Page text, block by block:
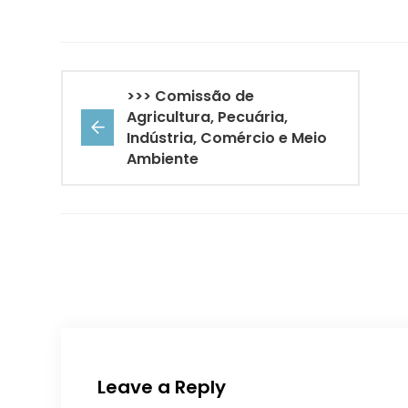
>>> Comissão de
Agricultura, Pecuária,
Indústria, Comércio e Meio
Ambiente
Leave a Reply